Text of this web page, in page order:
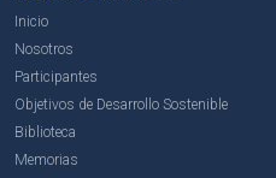
Inicio
Nosotros
Participantes
Objetivos de Desarrollo Sostenible
Biblioteca
Memorias